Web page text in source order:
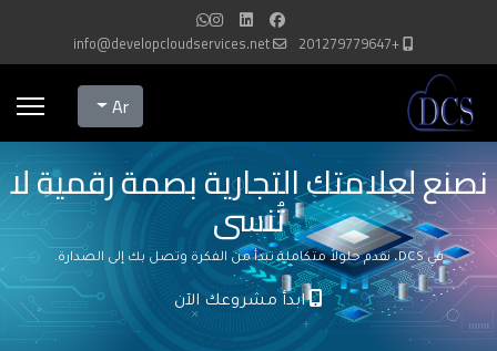
+201279779647
info@developcloudservices.net
Select your language
Ar
نصنع لعلامتك التجارية بصمة رقمية لا
تُنسى
في DCS، نقدم حلولاً متكاملة تبدأ من الفكرة وتصل بك إلى الصدارة.
ابدأ مشروعك الآن